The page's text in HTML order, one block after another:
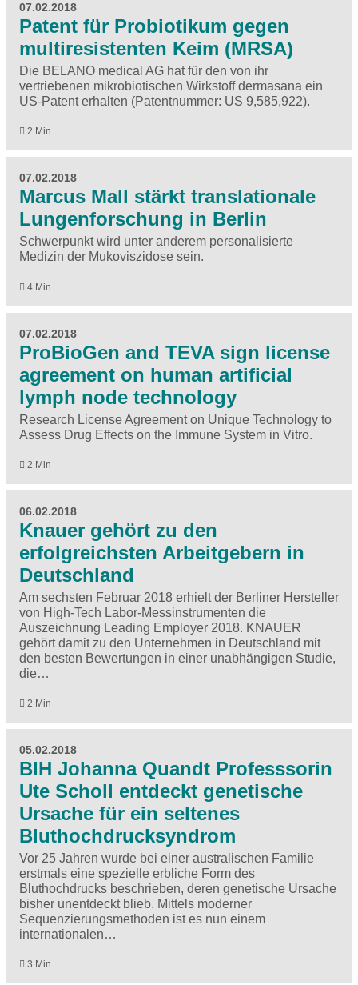
07.02.2018
Patent für Probiotikum gegen
multiresistenten Keim (MRSA)
Die BELANO medical AG hat für den von ihr
vertriebenen mikrobiotischen Wirkstoff dermasana ein
US-Patent erhalten (Patentnummer: US 9,585,922).
2 Min
07.02.2018
Marcus Mall stärkt translationale
Lungenforschung in Berlin
Schwerpunkt wird unter anderem personalisierte
Medizin der Mukoviszidose sein.
4 Min
07.02.2018
ProBioGen and TEVA sign license
agreement on human artificial
lymph node technology
Research License Agreement on Unique Technology to
Assess Drug Effects on the Immune System in Vitro.
2 Min
06.02.2018
Knauer gehört zu den
erfolgreichsten Arbeitgebern in
Deutschland
Am sechsten Februar 2018 erhielt der Berliner Hersteller
von High-Tech Labor-Messinstrumenten die
Auszeichnung Leading Employer 2018. KNAUER
gehört damit zu den Unternehmen in Deutschland mit
den besten Bewertungen in einer unabhängigen Studie,
die…
2 Min
05.02.2018
BIH Johanna Quandt Professsorin
Ute Scholl entdeckt genetische
Ursache für ein seltenes
Bluthochdrucksyndrom
Vor 25 Jahren wurde bei einer australischen Familie
erstmals eine spezielle erbliche Form des
Bluthochdrucks beschrieben, deren genetische Ursache
bisher unentdeckt blieb. Mittels moderner
Sequenzierungsmethoden ist es nun einem
internationalen…
3 Min